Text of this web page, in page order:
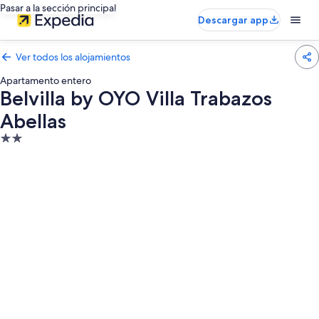
Pasar a la sección principal
Descargar app
Ver todos los alojamientos
Apartamento entero
Belvilla by OYO Villa Trabazos
Abellas
Alojamiento